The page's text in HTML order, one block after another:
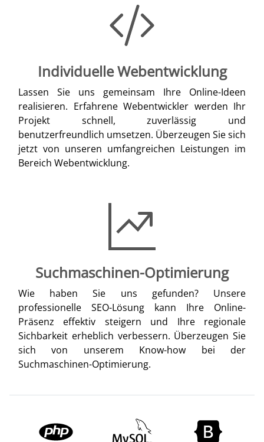
Individuelle Webentwicklung
Lassen Sie uns gemeinsam Ihre Online-Ideen
realisieren. Erfahrene Webentwickler werden Ihr
Projekt schnell, zuverlässig und
benutzerfreundlich umsetzen. Überzeugen Sie sich
jetzt von unseren umfangreichen Leistungen im
Bereich Webentwicklung.
Suchmaschinen-Optimierung
Wie haben Sie uns gefunden? Unsere
professionelle SEO-Lösung kann Ihre Online-
Präsenz effektiv steigern und Ihre regionale
Sichbarkeit erheblich verbessern. Überzeugen Sie
sich von unserem Know-how bei der
Suchmaschinen-Optimierung.